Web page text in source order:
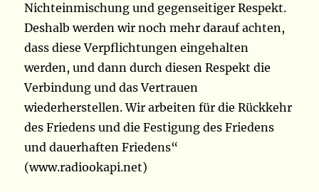
Nichteinmischung und gegenseitiger Respekt.
Deshalb werden wir noch mehr darauf achten,
dass diese Verpflichtungen eingehalten
werden, und dann durch diesen Respekt die
Verbindung und das Vertrauen
wiederherstellen. Wir arbeiten für die Rückkehr
des Friedens und die Festigung des Friedens
und dauerhaften Friedens“
(www.radiookapi.net)